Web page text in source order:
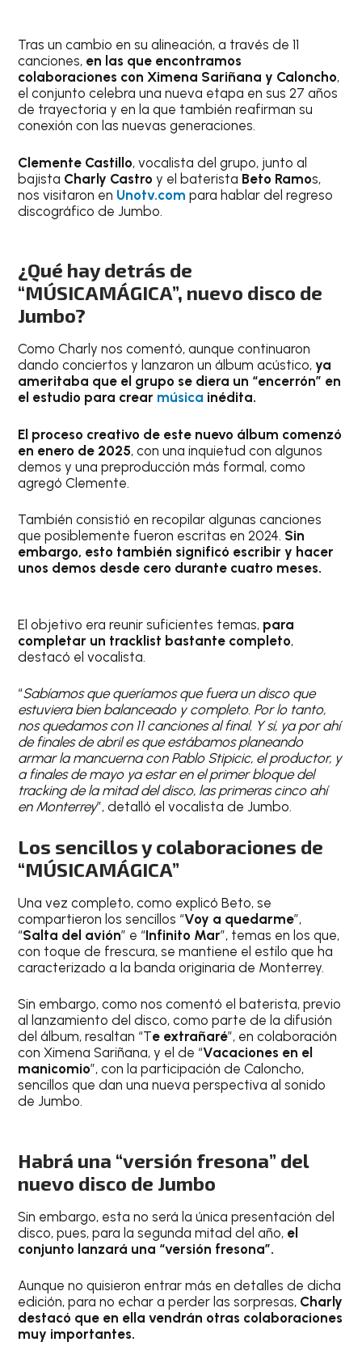
Tras un cambio en su alineación, a través de 11
canciones, en las que encontramos
colaboraciones con Ximena Sariñana y Caloncho,
el conjunto celebra una nueva etapa en sus 27 años
de trayectoria y en la que también reafirman su
conexión con las nuevas generaciones.
Clemente Castillo, vocalista del grupo, junto al
bajista Charly Castro y el baterista Beto Ramos,
nos visitaron en Unotv.com para hablar del regreso
discográfico de Jumbo.
¿Qué hay detrás de
“MÚSICAMÁGICA”, nuevo disco de
Jumbo?
Como Charly nos comentó, aunque continuaron
dando conciertos y lanzaron un álbum acústico,ya
ameritaba que el grupo se diera un “encerrón” en
el estudio para crear música inédita.
El proceso creativo de este nuevo álbum comenzó
en enero de 2025, con una inquietud con algunos
demos y una preproducción más formal, como
agregó Clemente.
También consistió en recopilar algunas canciones
que posiblemente fueron escritas en 2024. Sin
embargo, esto también significó escribir y hacer
unos demos desde cero durante cuatro meses.
El objetivo era reunir suficientes temas, para
completar un tracklist bastante completo,
destacó el vocalista.
“Sabíamos que queríamos que fuera un disco que
estuviera bien balanceado y completo. Por lo tanto,
nos quedamos con 11 canciones al final. Y sí, ya por ahí
de finales de abril es que estábamos planeando
armar la mancuerna con Pablo Stipicic, el productor, y
a finales de mayo ya estar en el primer bloque del
tracking de la mitad del disco, las primeras cinco ahí
en Monterrey”, detalló el vocalista de Jumbo.
Los sencillos y colaboraciones de
“MÚSICAMÁGICA”
Una vez completo, como explicó Beto, se
compartieron los sencillos “Voy a quedarme”,
“Salta del avión” e “Infinito Mar”, temas en los que,
con toque de frescura, se mantiene el estilo que ha
caracterizado a la banda originaria de Monterrey.
Sin embargo, como nos comentó el baterista, previo
al lanzamiento del disco, como parte de la difusión
del álbum, resaltan “Te extrañaré”, en colaboración
con Ximena Sariñana, y el de “Vacaciones en el
manicomio”, con la participación de Caloncho,
sencillos que dan una nueva perspectiva al sonido
de Jumbo.
Habrá una “versión fresona” del
nuevo disco de Jumbo
Sin embargo, esta no será la única presentación del
disco, pues, para la segunda mitad del año, el
conjunto lanzará una “versión fresona”.
Aunque no quisieron entrar más en detalles de dicha
edición, para no echar a perder las sorpresas, Charly
destacó que en ella vendrán otras colaboraciones
muy importantes.